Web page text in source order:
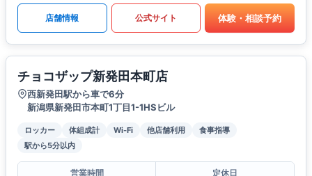
店舗情報 公式サイト 体験・相談予約
チョコザップ新発田本町店
西新発田駅から車で6分
新潟県新発田市本町1丁目1-1HSビル
ロッカー 体組成計 Wi-Fi 他店舗利用
食事指導
駅から5分以内
営業時間
定休日